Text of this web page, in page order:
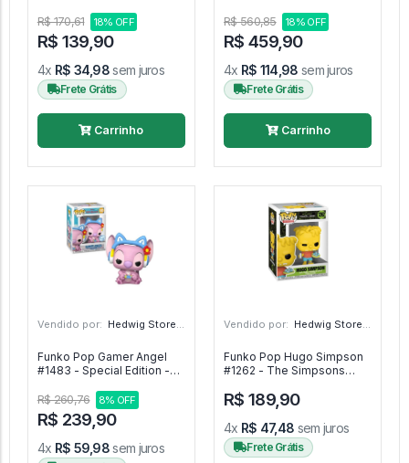
R$ 170,61
18% OFF
R$ 139,90
4x R$ 34,98sem juros
Frete Grátis
Carrinho
Wednesday #1311
R$ 560,85 18% OFF
R$ 459,90
4x R$ 114,98 sem juros
Frete Grátis
Carrinho
Vendido por: Hedwig Store - SP
Funko Pop Gamer Angel
#1483 - Special Edition -
R$ 260,76
8% OFF
R$ 239,90
4x R$ 59,98sem juros
Vendido por: Hedwig Store - SP
Funko Pop Hugo Simpson
#1262 - The Simpsons
R$ 189,90
4x R$ 47,48 sem juros
Frete Grátis